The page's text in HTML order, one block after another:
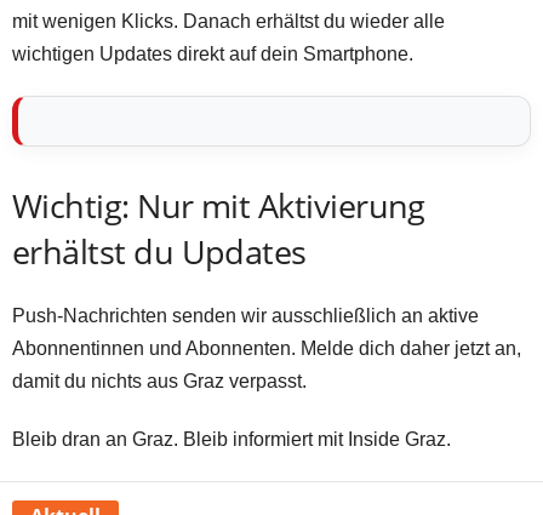
mit wenigen Klicks. Danach erhältst du wieder alle
wichtigen Updates direkt auf dein Smartphone.
Wichtig: Nur mit Aktivierung
erhältst du Updates
Push-Nachrichten senden wir ausschließlich an aktive
Abonnentinnen und Abonnenten. Melde dich daher jetzt an,
damit du nichts aus Graz verpasst.
Bleib dran an Graz. Bleib informiert mit Inside Graz.